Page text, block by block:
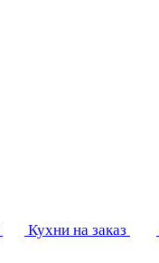
Кухни на заказ